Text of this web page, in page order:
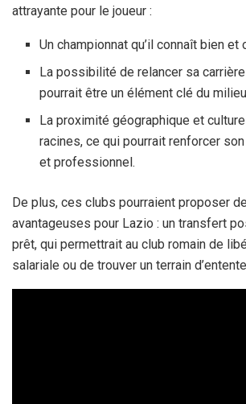
attrayante pour le joueur :
Un championnat qu’il connaît bien et
La possibilité de relancer sa
pourrait être un élément clé du
La proximité géographique et
racines, ce qui pourrait renforcer
et professionnel.
De plus, ces clubs pourraient proposer
avantageuses pour Lazio : un transfert
prêt, qui permettrait au club romain de
salariale ou de trouver un terrain